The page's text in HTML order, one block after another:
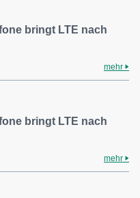
bringt LTE nach
mehr
bringt LTE nach
mehr